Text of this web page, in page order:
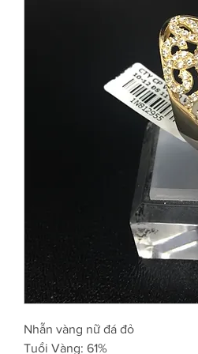
Nhẫn vàng nữ đá đỏ
Tuổi Vàng: 61%